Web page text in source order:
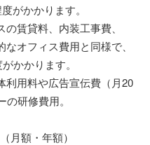
がかかります。
賃貸料、内装工事費、
オフィス費用と同様で、
かかります。
用料や広告宣伝費（月20
研修費用。
月額・年額）